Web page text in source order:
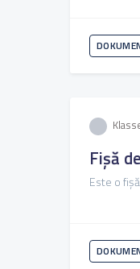
Fișă
Este o